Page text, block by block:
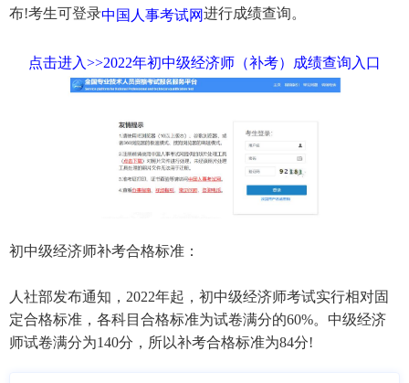
布!考生可登录中国人事考试网进行成绩查询。
点击进入>>2022年初中级经济师（补考）成绩查询入口
初中级经济师补考合格标准：
人社部发布通知，2022年起，初中级经济师考试实行相对固
定合格标准，各科目合格标准为试卷满分的60%。中级经济
师试卷满分为140分，所以补考合格标准为84分!